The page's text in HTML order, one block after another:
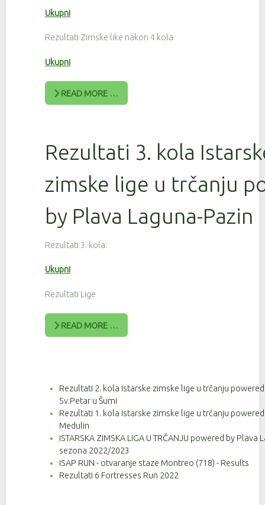
Ukupni
Rezultati Zimske like nakon 4 kola
Ukupni
READ MORE …
Rezultati 3. kola
zimske lige u trčanju
by Plava Laguna-Pazin
Rezultati 3. kola:
Ukupni
Rezultati Lige
READ MORE …
Rezultati 2. kola Istarske zimske lige u trčanju
Sv.Petar u Šumi
Rezultati 1. kola Istarske zimske lige u trčanju
Medulin
ISTARSKA ZIMSKA LIGA U TRČANJU powered by Plava
sezona 2022/2023
ISAP RUN - otvaranje staze Montreo (718) - Results
Rezultati 6 Fortresses Run 2022